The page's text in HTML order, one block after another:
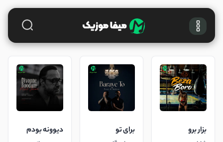
بزار برو برای تو دیوونه بودم